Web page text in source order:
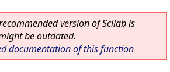
version of Scilab is
be outdated.
documentation of this function